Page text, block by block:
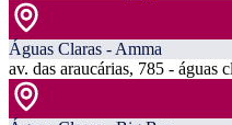
Águas Claras - Amma
av. das araucárias, 785 - águas